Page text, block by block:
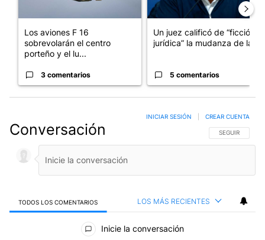
Los aviones F 16
sobrevolarán el centro
porteño y el lu...
3 comentarios
Un juez calificó de “ficción
jurídica” la mudanza de la...
5 comentarios
Conversación SIGA ESTA
SEGUIR
INICIAR SESIÓN CREAR CUENTA
TODOS LOS COMENTARIOS LOS MÁS RECIENTES
Todos los comentarios
Inicie la conversación